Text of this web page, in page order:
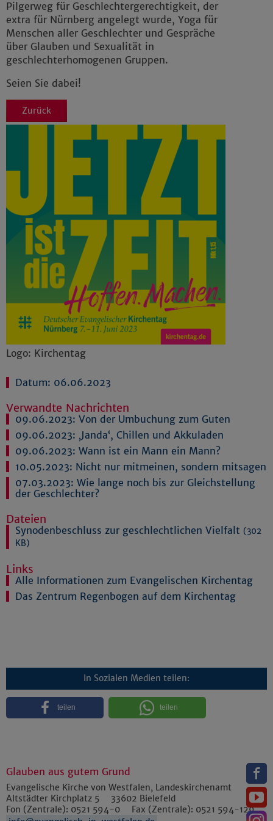
Pilgerweg für Geschlechtergerechtigkeit, der
extra für Nürnberg angelegt wurde, Yoga für
Menschen aller Geschlechter und Gespräche
über Glauben und Sexualität in
geschlechterhomogenen Gruppen.
Seien Sie dabei!
Zurück
Logo: Kirchentag
Datum: 06.06.2023
Verwandte Nachrichten
09.06.2023: Von der Umbuchung zum Guten
09.06.2023: ‚Janda‘, Chillen und Akkuladen
09.06.2023: Wann ist ein Mann ein Mann?
10.05.2023: Nicht nur mitmeinen, sondern mitsagen
07.03.2023: Wie lange noch bis zur Gleichstellung
der Geschlechter?
Dateien
Synodenbeschluss zur geschlechtlichen Vielfalt (302
KB)
Links
Alle Informationen zum Evangelischen Kirchentag
Das Zentrum Regenbogen auf dem Kirchentag
In Sozialen Medien teilen:
teilen teilen
Glauben aus gutem Grund
Evangelische Kirche von Westfalen, Landeskirchenamt
Altstädter Kirchplatz 5
33602 Bielefeld
Fon (Zentrale): 0521 594-0 Fax (Zentrale): 0521 594-129